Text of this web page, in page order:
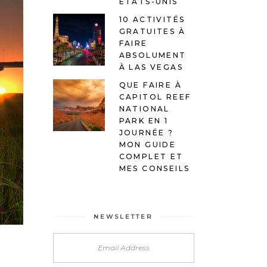
10 ACTIVITÉS
GRATUITES À
FAIRE
ABSOLUMENT
À LAS VEGAS
QUE FAIRE À
CAPITOL REEF
NATIONAL
PARK EN 1
JOURNÉE ?
MON GUIDE
COMPLET ET
MES CONSEILS
NEWSLETTER